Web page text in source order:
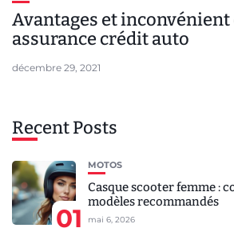
Avantages et inconvénient
assurance crédit auto
décembre 29, 2021
Recent Posts
01
MOTOS
Casque scooter femme :
modèles recommandés
mai 6, 2026